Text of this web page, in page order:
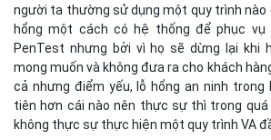
người ta thường sử dụng một quy trình nào
hổng một cách có hệ thống để phục
PenTest nhưng bởi vì họ sẽ dừng lại khi
mong muốn và không đưa ra cho khách
cả nhưng điểm yếu, lỗ hổng an ninh trong
tiên hơn cái nào nên thực sự thì trong
không thực sự thực hiện một quy trình VA